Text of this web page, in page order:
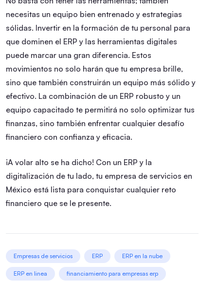
necesitas un equipo bien entrenado y estrategias
sólidas. Invertir en la formación de tu personal para
que dominen el ERP y las herramientas digitales
puede marcar una gran diferencia. Estos
movimientos no solo harán que tu empresa brille,
sino que también construirán un equipo más sólido y
efectivo. La combinación de un ERP robusto y un
equipo capacitado te permitirá no solo optimizar tus
finanzas, sino también enfrentar cualquier desafío
financiero con confianza y eficacia.
¡A volar alto se ha dicho! Con un ERP y la
digitalización de tu lado, tu empresa de servicios en
México está lista para conquistar cualquier reto
financiero que se le presente.
Empresas de servicios ERP ERP en la nube
ERP en linea financiamiento para empresas erp